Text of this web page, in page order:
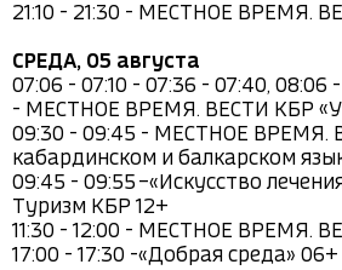
21:10 - 21:30 - МЕСТНОЕ ВРЕМЯ.
СРЕДА, 05 августа
07:06 - 07:10 - 07:36 - 07:40, 08:06
- МЕСТНОЕ ВРЕМЯ. ВЕСТИ КБР
09:30 - 09:45 - МЕСТНОЕ ВРЕМЯ.
кабардинском и балкарском
09:45 - 09:55 –«Искусство
Туризм КБР 12+
11:30 - 12:00 - МЕСТНОЕ ВРЕМЯ.
17:00 - 17:30 -«Добрая среда» 06+